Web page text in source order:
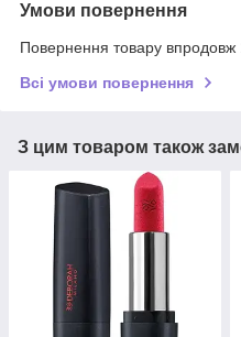
Умови повернення
Повернення товару впродовж
Всі умови повернення
З цим товаром також